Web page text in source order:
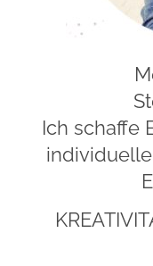
Ich schaffe